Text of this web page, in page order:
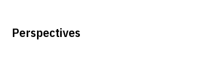
Perspectives